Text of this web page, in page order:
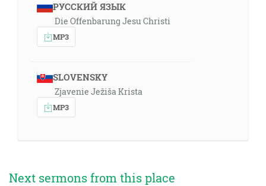
РУССКИЙ ЯЗЫК
Die Offenbarung Jesu Christi
MP3
SLOVENSKY
Zjavenie Ježiša Krista
MP3
Next sermons from this place